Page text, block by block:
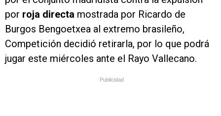
por roja directa mostrada por Ricardo de
Burgos Bengoetxea al extremo brasileño,
Competición decidió retirarla, por lo que podrá
jugar este miércoles ante el Rayo Vallecano.
Publicidad